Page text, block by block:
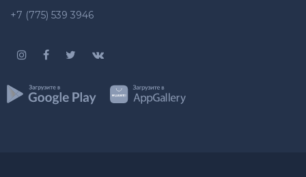
+7 (775) 539 3946